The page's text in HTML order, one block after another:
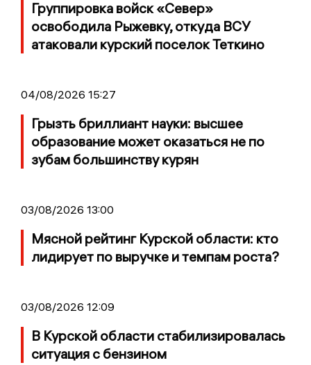
Группировка войск «Север»
освободила Рыжевку, откуда ВСУ
атаковали курский поселок Теткино
04/08/2026 15:27
Грызть бриллиант науки: высшее
образование может оказаться не по
зубам большинству курян
03/08/2026 13:00
Мясной рейтинг Курской области: кто
лидирует по выручке и темпам роста?
03/08/2026 12:09
В Курской области стабилизировалась
ситуация с бензином